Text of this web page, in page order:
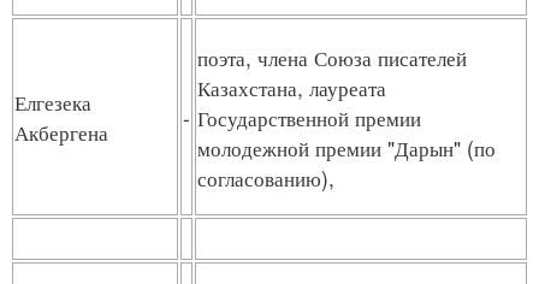
Елгезека
Акбергена
-
поэта, члена Союза писателей
Казахстана, лауреата
Государственной премии
молодежной премии "Дарын" (по
согласованию),